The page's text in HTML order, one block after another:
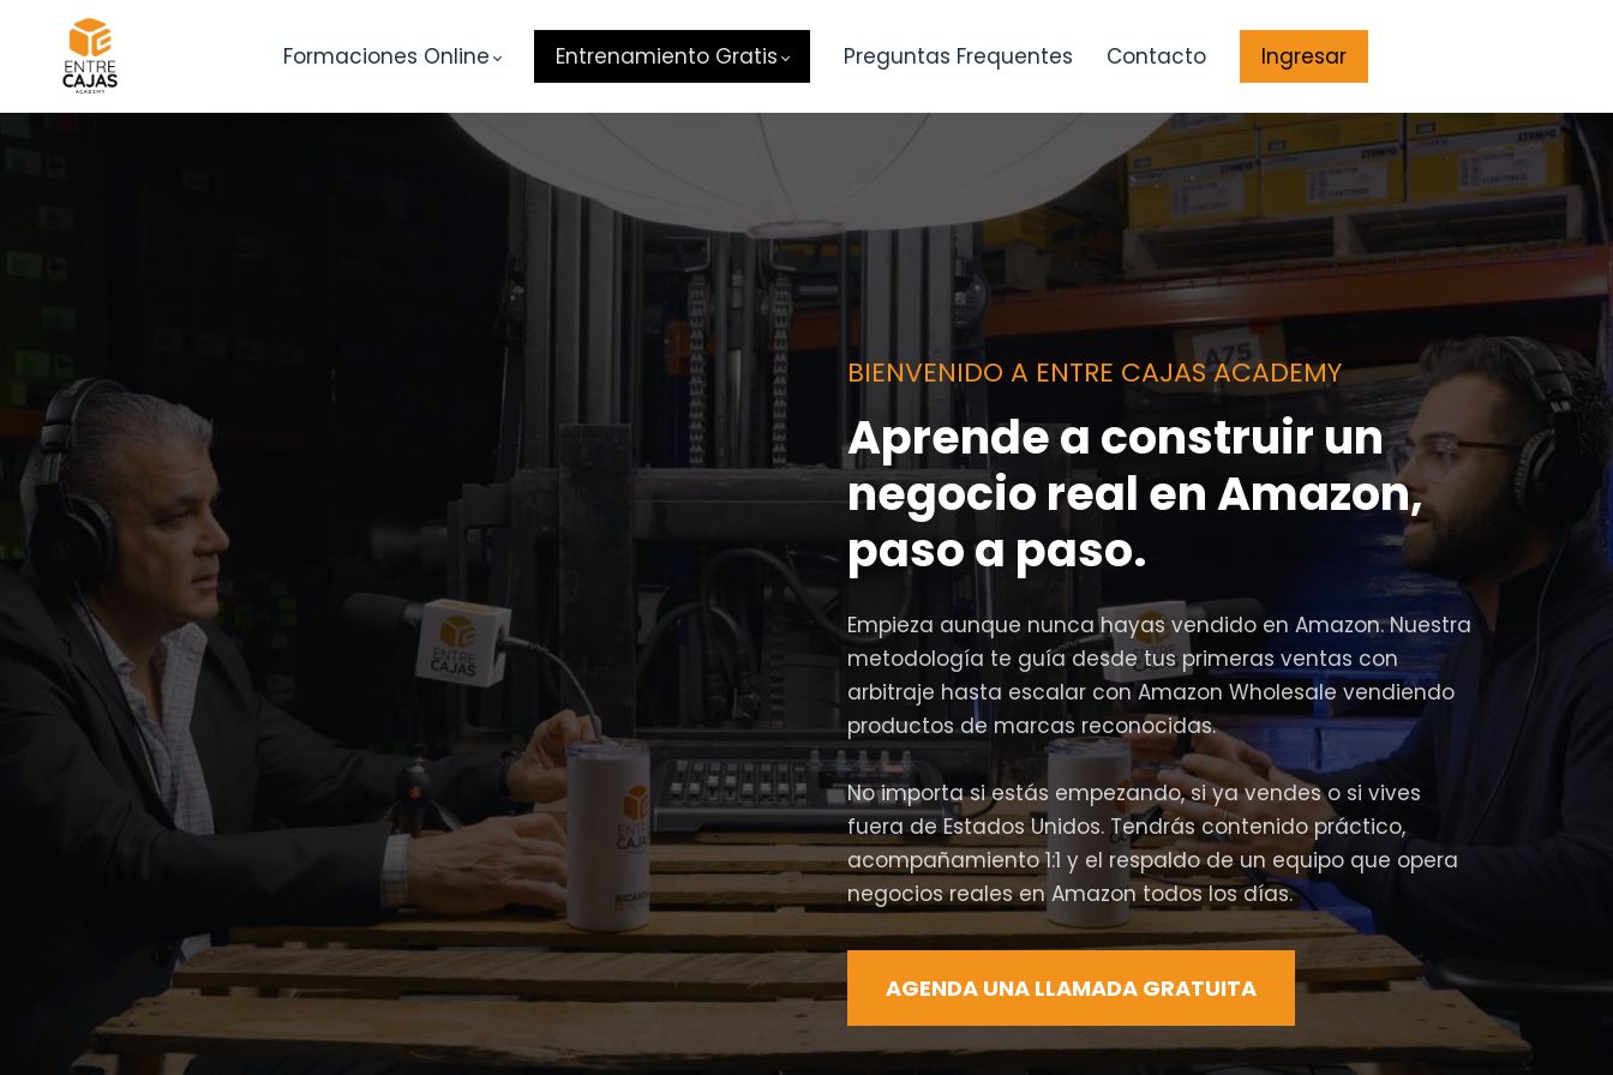
Formaciones Online Entrenamiento Gratis Preguntas Frequentes Contacto Ingresar
BIENVENIDO A ENTRE CAJAS ACADEMY
Aprende a construir un
negocio real en Amazon,
paso a paso.
Empieza aunque nunca hayas vendido en Amazon. Nuestra
metodología te guía desde tus primeras ventas con
arbitraje hasta escalar con Amazon Wholesale vendiendo
productos de marcas reconocidas.
No importa si estás empezando, si ya vendes o si vives
fuera de Estados Unidos. Tendrás contenido práctico,
acompañamiento 1:1 y el respaldo de un equipo que opera
negocios reales en Amazon todos los días.
AGENDA UNA LLAMADA GRATUITA